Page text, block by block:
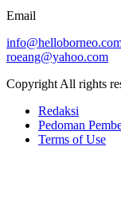
Email
roeang@yahoo.com
Copyright All rights
Redaksi
Pedoman
Terms of Use